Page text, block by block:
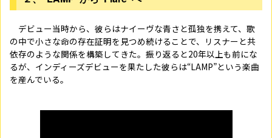
デビュー当時から、彼らはナイーヴな青さと孤独を携えて、歌
の中で小さな命の存在証明を見つめ続けることで、リスナーと共
依存のような関係を構築してきた。振り返ると20年以上も前にな
るが、インディーズデビューを果たした彼らは“LAMP”という楽曲
を産んでいる。